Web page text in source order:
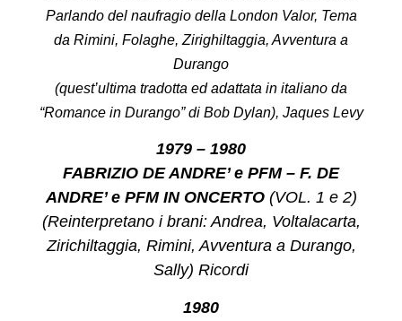
Parlando del naufragio della London Valor, Tema
da Rimini, Folaghe, Zirighiltaggia, Avventura a
Durango
(quest’ultima tradotta ed adattata in italiano da
“Romance in Durango” di Bob Dylan), Jaques Levy
1979 – 1980
FABRIZIO DE ANDRE’ e PFM – F. DE
ANDRE’ e PFM IN ONCERTO(VOL. 1 e 2)
(Reinterpretano i brani: Andrea, Voltalacarta,
Zirichiltaggia, Rimini, Avventura a Durango,
Sally) Ricordi
1980